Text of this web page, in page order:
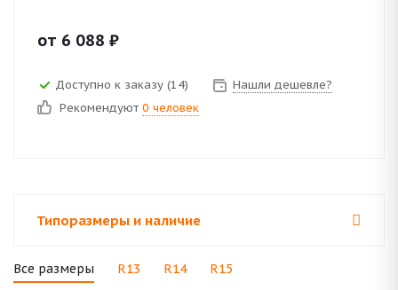
от 6 088 ₽
Доступно к заказу (14)
Нашли дешевле?
Рекомендуют 0 человек
Типоразмеры и наличие
Все размеры R13 R14 R15